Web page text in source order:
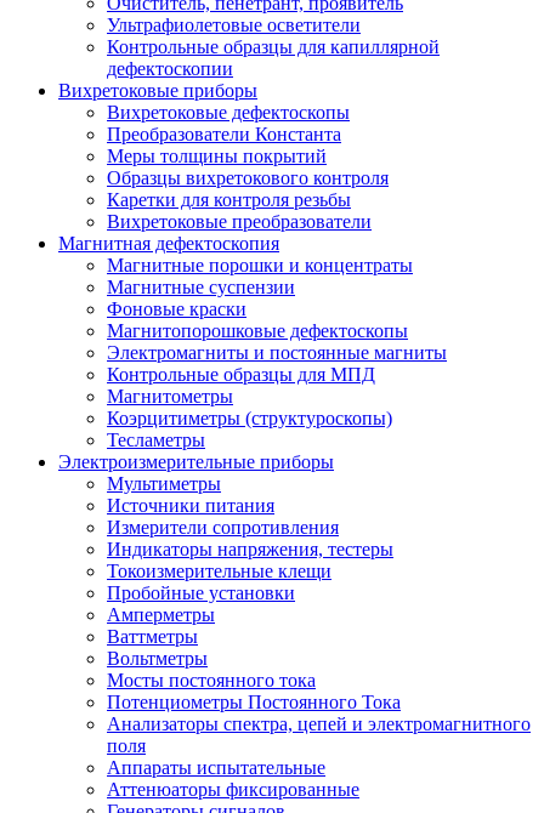
Ультрафиолетовые осветители
Контрольные образцы для капиллярной
дефектоскопии
Вихретоковые приборы
Вихретоковые дефектоскопы
Преобразователи Константа
Меры толщины покрытий
Образцы вихретокового контроля
Каретки для контроля резьбы
Вихретоковые преобразователи
Магнитная дефектоскопия
Магнитные порошки и концентраты
Магнитные суспензии
Фоновые краски
Магнитопорошковые дефектоскопы
Электромагниты и постоянные магниты
Контрольные образцы для МПД
Магнитометры
Коэрцитиметры (структуроскопы)
Тесламетры
Электроизмерительные приборы
Мультиметры
Источники питания
Измерители сопротивления
Индикаторы напряжения, тестеры
Токоизмерительные клещи
Пробойные установки
Амперметры
Ваттметры
Вольтметры
Мосты постоянного тока
Потенциометры Постоянного Тока
Анализаторы спектра, цепей и электромагнитного
поля
Аппараты испытательные
Аттенюаторы фиксированные